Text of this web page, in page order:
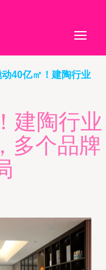
40亿㎡！建陶行业
建陶行业
多个品牌